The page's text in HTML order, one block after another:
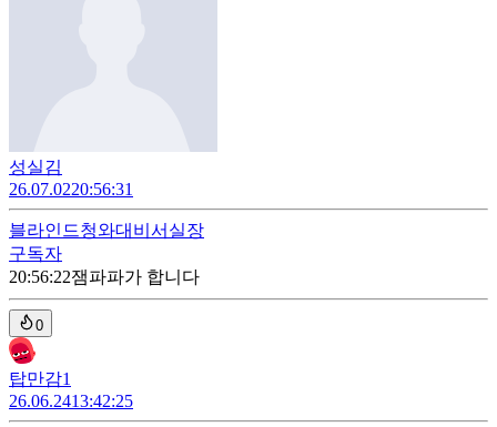
성실김
26.07.0220:56:31
블라인드청와대비서실장
구독자
20:56:22잼파파가 합니다
0
탑만감1
26.06.2413:42:25